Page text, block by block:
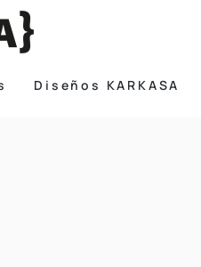
Diseños KARKASA